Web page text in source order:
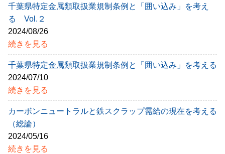
千葉県特定金属類取扱業規制条例と「囲い込み」を考え
る Vol.２
2024/08/26
続きを見る
千葉県特定金属類取扱業規制条例と「囲い込み」を考える
2024/07/10
続きを見る
カーボンニュートラルと鉄スクラップ需給の現在を考える
（総論）
2024/05/16
続きを見る